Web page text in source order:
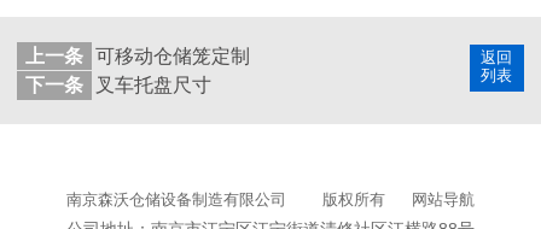
返回
列表
上一条 可移动仓储笼定制
下一条
叉车托盘尺寸
南京森沃仓储设备制造有限公司 版权所有
网站导航